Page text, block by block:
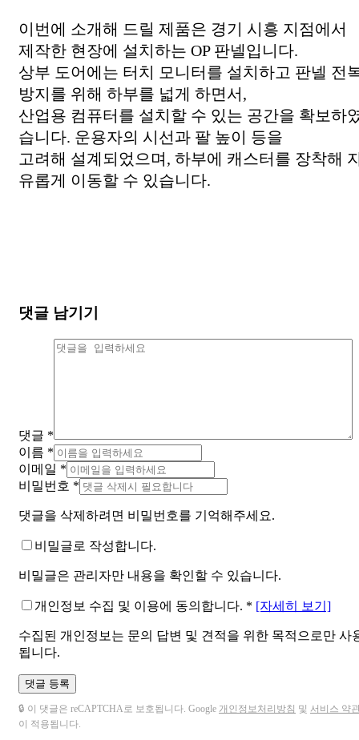
이번에 소개해 드릴 제품은 경기 시흥 지점에서
제작한 현장에 설치하는 OP 판넬입니다.
상부 도어에는 터치 모니터를 설치하고 판넬 전
방지를 위해 하부를 넓게 하면서,
산업용 컴퓨터를 설치할 수 있는 공간을 확보하
습니다. 운용자의 시선과 팔 높이 등을
고려해 설계되었으며, 하부에 캐스터를 장착해
유롭게 이동할 수 있습니다.
댓글 남기기
댓글 *
이름 *
이메일 *
비밀번호 *
댓글을 삭제하려면 비밀번호를 기억해주세요.
비밀글로 작성합니다.
비밀글은 관리자만 내용을 확인할 수 있습니다.
개인정보 수집 및 이용에 동의합니다. * [자세히 보기]
수집된 개인정보는 문의 답변 및 견적을 위한 목적으로만 사
됩니다.
댓글 등록
🔒 이 댓글은 reCAPTCHA로 보호됩니다. Google 개인정보처리방침 및 서비스 약
이 적용됩니다.